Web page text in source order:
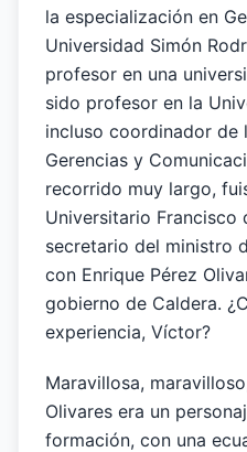
la especialización en
Universidad Simón
profesor en una
sido profesor en la
incluso coordinador de
Gerencias y
recorrido muy largo,
Universitario Francisco
secretario del ministro
con Enrique Pérez
gobierno de Caldera.
experiencia, Víctor?
Maravillosa,
Olivares era un
formación, con una